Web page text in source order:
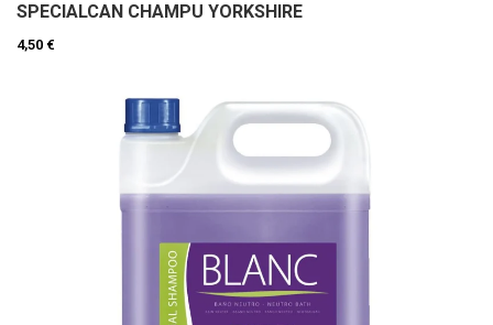
SPECIALCAN CHAMPU YORKSHIRE
4,50 €